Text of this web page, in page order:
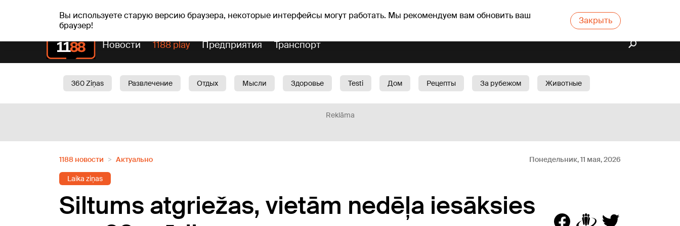
Вы используете старую версию браузера, некоторые интерфейсы могут работать. Мы рекомендуем вам обновить ваш
браузер!
Закрыть
чт, 06.08.2026. +19°C Aisma, Askolds Прогноз погоды Гороскопы
Новости 1188 play Предприятия Транспорт
360 Ziņas Развлечение Отдых Мысли Здоровье Testi Дом Рецепты За рубежом
Животные
Reklāma
1188 новости Актуально Понедельник, 11 мая, 2026
Laika ziņas
Siltums atgriežas, vietām nedēļa iesāksies